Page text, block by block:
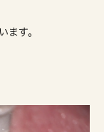
ます。